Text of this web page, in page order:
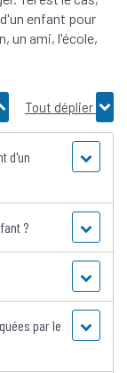
enfant pour
un ami, l'école,
Tout déplier
d'un
?
par le